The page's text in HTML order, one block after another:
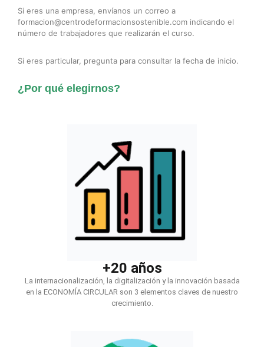
Si eres una empresa, envíanos un correo a
formacion@centrodeformacionsostenible.com indicando el
número de trabajadores que realizarán el curso.
Si eres particular, pregunta para consultar la fecha de inicio.
¿Por qué elegirnos?
+20 años
La internacionalización, la digitalización y la innovación basada
en la ECONOMÍA CIRCULAR son 3 elementos claves de nuestro
crecimiento.